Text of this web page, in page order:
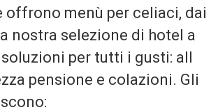
offrono menù per celiaci, dai
nostra selezione di hotel a
per tutti i gusti: all
pensione e colazioni. Gli